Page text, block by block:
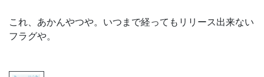
これ、あかんやつや。いつまで経ってもリリース出来ない
フラグや。